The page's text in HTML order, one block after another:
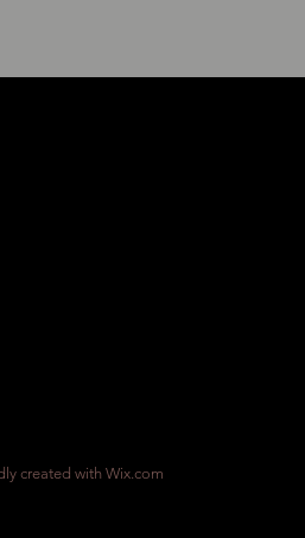
created with Wix.com